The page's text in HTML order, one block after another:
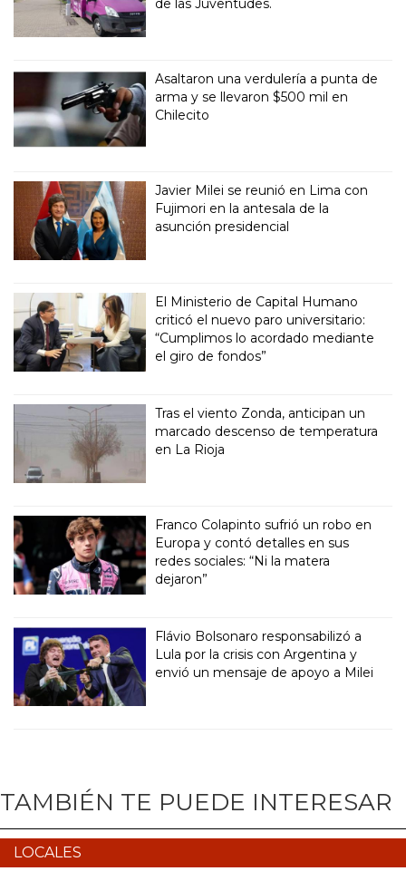
de las Juventudes.
Asaltaron una verdulería a punta de
arma y se llevaron $500 mil en
Chilecito
Javier Milei se reunió en Lima con
Fujimori en la antesala de la
asunción presidencial
El Ministerio de Capital Humano
criticó el nuevo paro universitario:
“Cumplimos lo acordado mediante
el giro de fondos”
Tras el viento Zonda, anticipan un
marcado descenso de temperatura
en La Rioja
Franco Colapinto sufrió un robo en
Europa y contó detalles en sus
redes sociales: “Ni la matera
dejaron”
Flávio Bolsonaro responsabilizó a
Lula por la crisis con Argentina y
envió un mensaje de apoyo a Milei
TAMBIÉN TE PUEDE INTERESAR
LOCALES